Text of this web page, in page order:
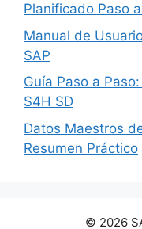
Planificado Paso
Manual de
SAP
Guía Paso a
S4H SD
Datos Maestros
Resumen Práctico
© 2026